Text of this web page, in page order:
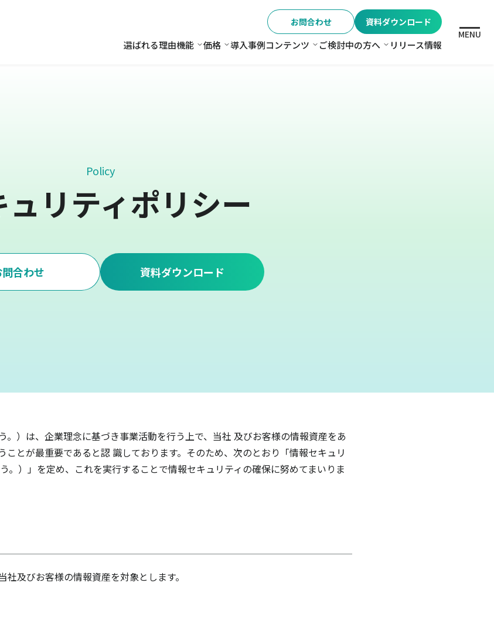
お問合わせ 資料ダウンロード
選ばれる理由機能 機能
価格 価格
導入事例コンテンツ コンテンツ
ご検討中の方へ ご検討中の方へ
リリース情報
MENU
Policy
ュリティポリシー
合わせ 資料ダウンロード
。）は、企業理念に基づき事業活動を行う上で、当社 及びお客様の情報資産をあ
ことが最重要であると認 識しております。そのため、次のとおり「情報セキュリ
。）」を定め、これを実行することで情報セキュリティの確保に努めてまいりま
及びお客様の情報資産を対象とします。